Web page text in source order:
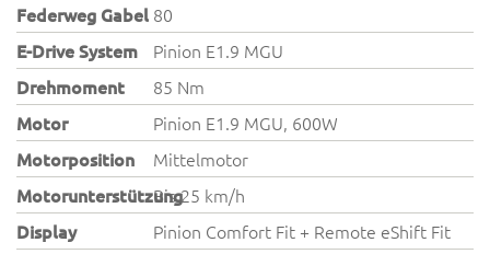
Federweg Gabel 80
E-Drive System
Pinion E1.9 MGU
Drehmoment
85 Nm
Motor
Pinion E1.9 MGU, 600W
Motorposition
Mittelmotor
MotorunterstützungBis 25 km/h
Display
Pinion Comfort Fit + Remote eShift Fit